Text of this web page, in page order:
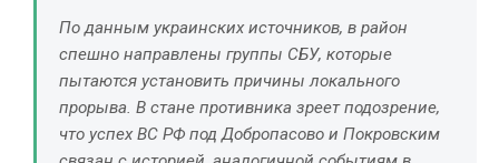
По данным украинских источников, в район
спешно направлены группы СБУ, которые
пытаются установить причины локального
прорыва. В стане противника зреет подозрение,
что успех ВС РФ под Добропасово и Покровским